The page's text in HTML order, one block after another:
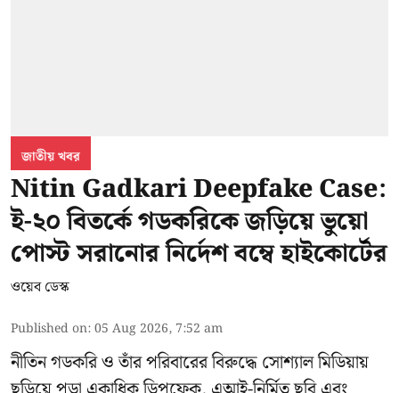
জাতীয় খবর
Nitin Gadkari Deepfake Case:
ই-২০ বিতর্কে গডকরিকে জড়িয়ে ভুয়ো
পোস্ট সরানোর নির্দেশ বম্বে হাইকোর্টের
ওয়েব ডেস্ক
Published on:05 Aug 2026, 7:52 am
নীতিন গডকরি ও তাঁর পরিবারের বিরুদ্ধে সোশ্যাল মিডিয়ায়